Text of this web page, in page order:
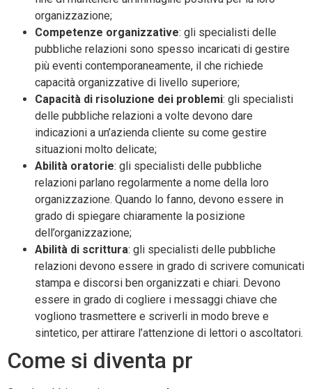
organizzazione;
Competenze organizzative: gli specialisti delle
pubbliche relazioni sono spesso incaricati di gestire
più eventi contemporaneamente, il che richiede
capacità organizzative di livello superiore;
Capacità di risoluzione dei problemi: gli specialisti
delle pubbliche relazioni a volte devono dare
indicazioni a un’azienda cliente su come gestire
situazioni molto delicate;
Abilità oratorie: gli specialisti delle pubbliche
relazioni parlano regolarmente a nome della loro
organizzazione. Quando lo fanno, devono essere in
grado di spiegare chiaramente la posizione
dell’organizzazione;
Abilità di scrittura: gli specialisti delle pubbliche
relazioni devono essere in grado di scrivere comunicati
stampa e discorsi ben organizzati e chiari. Devono
essere in grado di cogliere i messaggi chiave che
vogliono trasmettere e scriverli in modo breve e
sintetico, per attirare l’attenzione di lettori o ascoltatori.
Come si diventa pr